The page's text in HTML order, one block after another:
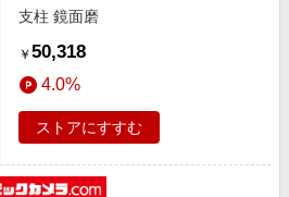
支柱 鏡面磨
￥ 50,318
4.0%
ストアにすすむ